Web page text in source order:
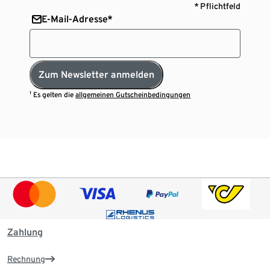
* Pflichtfeld
E-Mail-Adresse*
Zum Newsletter anmelden
¹ Es gelten dieallgemeinen Gutscheinbedingungen
Zahlung
Rechnung